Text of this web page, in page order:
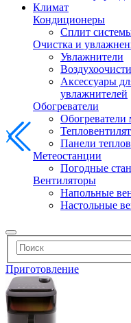
Климат
Кондиционеры
Сплит
Очистка и
Увлажнители
Аксессуары
увлажнителей
Обогреватели
Обогреватели
Панели
Метеостанции
Погодные
Вентиляторы
Напольные
Настольные
Приготовление